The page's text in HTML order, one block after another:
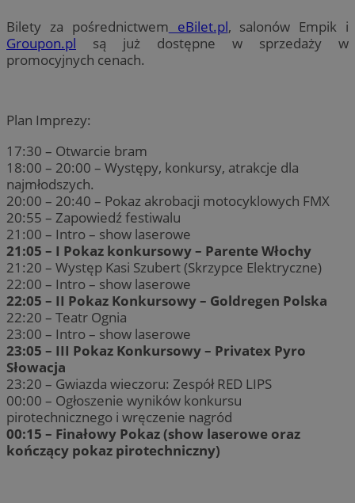
Bilety za pośrednictwem eBilet.pl, salonów Empik i
Groupon.pl są już dostępne w sprzedaży w
promocyjnych cenach.
Plan Imprezy:
17:30 – Otwarcie bram
18:00 – 20:00 – Występy, konkursy, atrakcje dla
najmłodszych.
20:00 – 20:40 – Pokaz akrobacji motocyklowych FMX
20:55 – Zapowiedź festiwalu
21:00 – Intro – show laserowe
21:05 – I Pokaz konkursowy – Parente Włochy
21:20 – Występ Kasi Szubert (Skrzypce Elektryczne)
22:00 – Intro – show laserowe
22:05 – II Pokaz Konkursowy – Goldregen Polska
22:20 – Teatr Ognia
23:00 – Intro – show laserowe
23:05 – III Pokaz Konkursowy – Privatex Pyro
Słowacja
23:20 – Gwiazda wieczoru: Zespół RED LIPS
00:00 – Ogłoszenie wyników konkursu
pirotechnicznego i wręczenie nagród
00:15 – Finałowy Pokaz (show laserowe oraz
kończący pokaz pirotechniczny)